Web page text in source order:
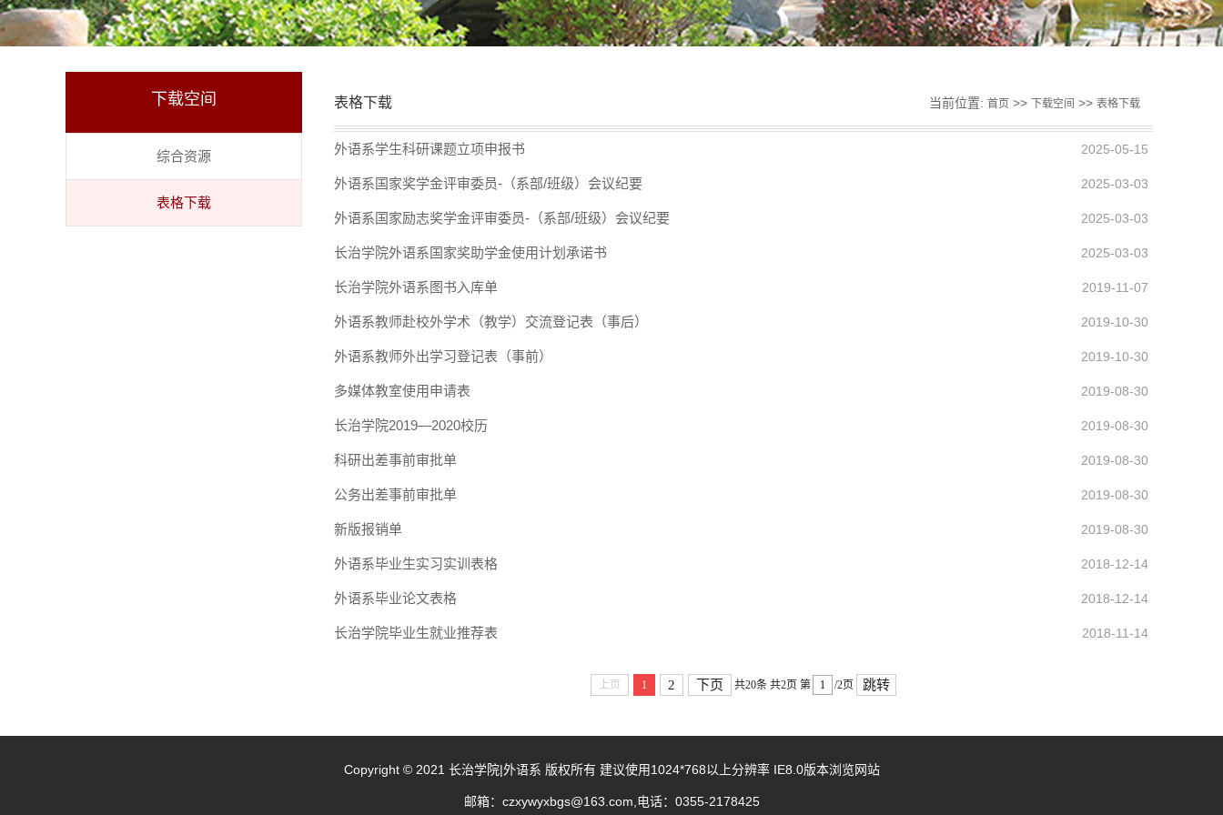
下载空间
综合资源
表格下载
表格下载 当前位置: 首页 >> 下载空间 >> 表格下载
外语系学生科研课题立项申报书 2025-05-15
外语系国家奖学金评审委员-（系部/班级）会议纪要 2025-03-03
外语系国家励志奖学金评审委员-（系部/班级）会议纪要 2025-03-03
长治学院外语系国家奖助学金使用计划承诺书 2025-03-03
长治学院外语系图书入库单 2019-11-07
外语系教师赴校外学术（教学）交流登记表（事后） 2019-10-30
外语系教师外出学习登记表（事前） 2019-10-30
多媒体教室使用申请表 2019-08-30
长治学院2019—2020校历 2019-08-30
科研出差事前审批单 2019-08-30
公务出差事前审批单 2019-08-30
新版报销单 2019-08-30
外语系毕业生实习实训表格 2018-12-14
外语系毕业论文表格 2018-12-14
长治学院毕业生就业推荐表 2018-11-14
上页 1 2 下页 共20条 共2页 第 /2页 跳转
Copyright © 2021 长治学院|外语系 版权所有 建议使用1024*768以上分辨率 IE8.0版本浏览网站
邮箱：czxywyxbgs@163.com,电话：0355-2178425